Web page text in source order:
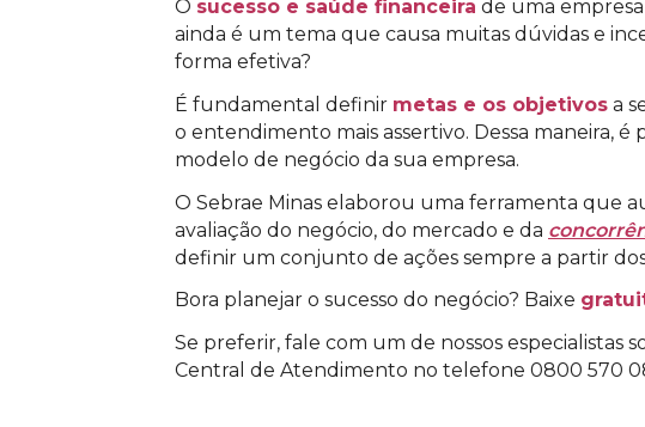
O sucesso e saúde financeira de uma
ainda é um tema que causa muitas dúvidas e
forma efetiva?
É fundamental definir metas e os objetivos a
o entendimento mais assertivo. Dessa maneira,
modelo de negócio da sua empresa.
O Sebrae Minas elaborou uma ferramenta que
avaliação do negócio, do mercado e da
definir um conjunto de ações sempre a partir
Bora planejar o sucesso do negócio? Baixe
Se preferir, fale com um de nossos especialistas
Central de Atendimento no telefone 0800 570